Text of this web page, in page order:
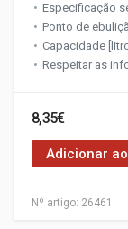
Nº artigo: 26461
Especificação
Ponto de
Capacidade
Respeitar as
8,35€
Adicionar